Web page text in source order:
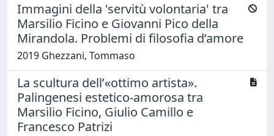
Immagini della 'servitù volontaria' tra
Marsilio Ficino e Giovanni Pico della
Mirandola. Problemi di filosofia d’amore
2019 Ghezzani, Tommaso
La scultura dell’«ottimo artista».
Palingenesi estetico-amorosa tra
Marsilio Ficino, Giulio Camillo e
Francesco Patrizi